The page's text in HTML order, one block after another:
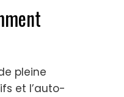
pleine
et l’auto-